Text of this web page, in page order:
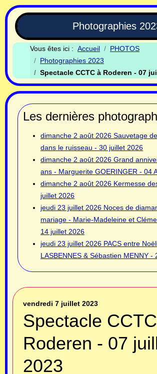
Photographies
Vous êtes ici : Accueil
PHOTOS
Photographies 2023
Spectacle CCTC à Roderen - 07
Les dernières
dimanche 2 août 2026 Sauvetage
dans le ruisseau - 30 juillet 2026
dimanche 2 août 2026 Grand
ans - Marguerite GOERINGER - 04
dimanche 2 août 2026 Kermesse
juillet 2026
jeudi 23 juillet 2026 Noces de
mariage - Marie-Madeleine et
14 juillet 2026
jeudi 23 juillet 2026 PACS entre
LASBENNES & Sébastien MENNY -
vendredi 7 juillet 2023
Spectacle
Roderen - 07
2023